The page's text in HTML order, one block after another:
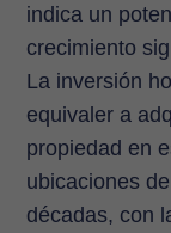
indica un
crecimiento
La inversión
equivaler a
propiedad en
ubicaciones
décadas, con